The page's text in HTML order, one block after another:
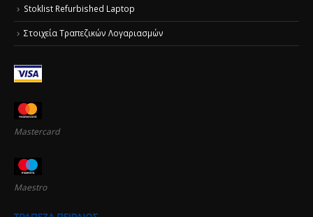
Stoklist Refurbished Laptop
Στοιχεία Τραπεζικών Λογαριασμών
Mastercard
Maestro